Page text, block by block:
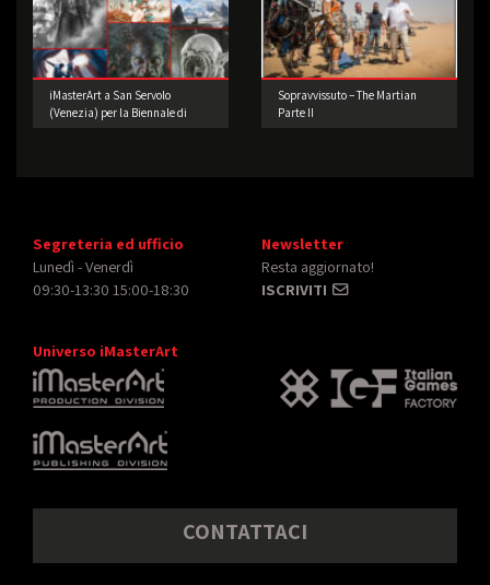
iMasterArt a San Servolo
(Venezia) per la Biennale di
Sopravvissuto – The Martian
Parte II
Segreteria ed ufficio
Lunedì - Venerdì
09:30-13:30 15:00-18:30
Newsletter
Resta aggiornato!
ISCRIVITI
Universo iMasterArt
CONTATTACI